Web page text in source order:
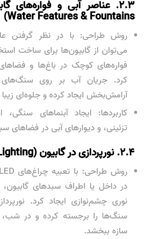
Water Features & Fountains)
روش طراحی: با در نظر گرفتن
می‌توان از گابیون‌ها برای ساخت
فواره‌های کوچک در باغ‌ها و
کرد. جریان آب بر روی
آرامش‌بخش ایجاد کرده و جلوه‌ای
کاربردها: ایجاد آبنماهای
تزئینی، و دیوارهای آبی در فضاهای
۲.۴. نورپردازی در گابیون (Gabion Lighting)
در داخل یا اطراف سبدهای
نوری چشم‌نوازی ایجاد کرد.
سنگ‌ها را برجسته کرده و در شب،
سازه ببخشد.